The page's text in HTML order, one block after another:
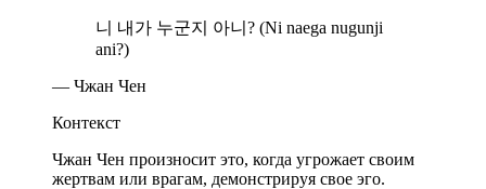
니 내가 누군지 아니? (Ni naega nugunji
ani?)
— Чжан Чен
Контекст
Чжан Чен произносит это, когда угрожает своим
жертвам или врагам, демонстрируя свое эго.